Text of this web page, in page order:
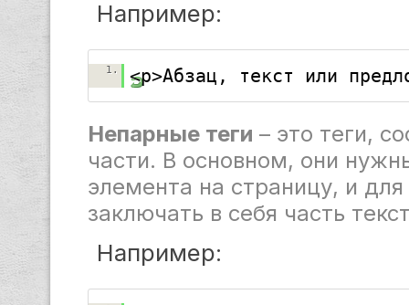
Например:
1. <p>Абзац, текст или
Непарные теги – это теги,
части. В основном, они
элемента на страницу, и
заключать в себя часть
Например: